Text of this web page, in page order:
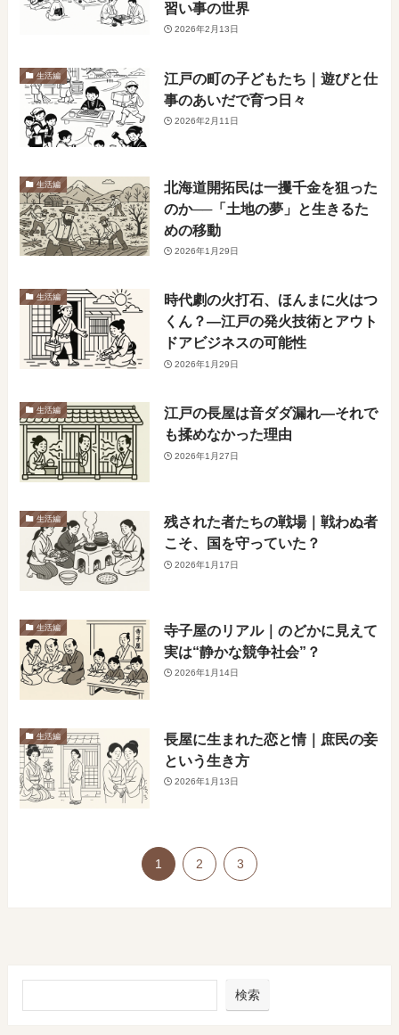
習い事の世界
2026年2月13日
生活編
江戸の町の子どもたち｜遊びと仕
事のあいだで育つ日々
2026年2月11日
生活編
北海道開拓民は一攫千金を狙った
のか──「土地の夢」と生きるた
めの移動
2026年1月29日
生活編
時代劇の火打石、ほんまに火はつ
くん？―江戸の発火技術とアウト
ドアビジネスの可能性
2026年1月29日
生活編
江戸の長屋は音ダダ漏れ―それで
も揉めなかった理由
2026年1月27日
生活編
残された者たちの戦場｜戦わぬ者
こそ、国を守っていた？
2026年1月17日
生活編
寺子屋のリアル｜のどかに見えて
実は“静かな競争社会”？
2026年1月14日
生活編
長屋に生まれた恋と情｜庶民の妾
という生き方
2026年1月13日
1 2 3
検索